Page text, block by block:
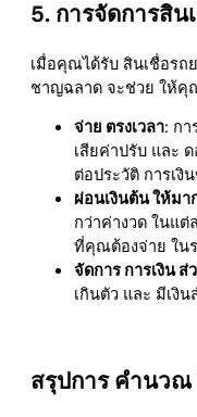
5. การจัดการสิ
เมื่อคุณได้รับ สินเชื่อรถ
ชาญฉลาด จะช่วย ให้คุ
จ่าย ตรงเวลา: กา
เสียค่าปรับ และ
ต่อประวัติ การเงิ
ผ่อนเงินต้น ให้ม
กว่าค่างวด ในแต่
ที่คุณต้องจ่าย ใน
จัดการ การเงิน ส่
เกินตัว และ มีเงิ
สรุปการ คํานวณ